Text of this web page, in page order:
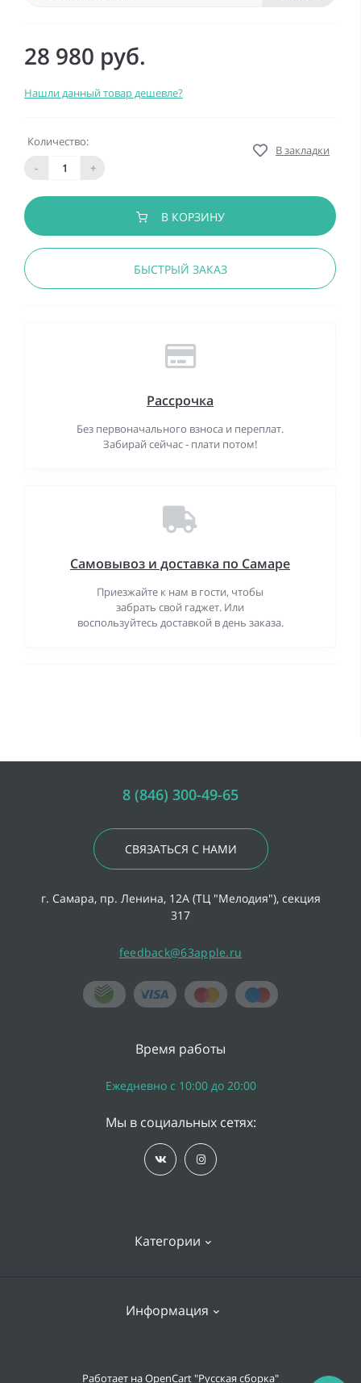
28 980 руб.
Нашли данный товар дешевле?
Количество:
-
+
В закладки
В КОРЗИНУ
БЫСТРЫЙ ЗАКАЗ
Рассрочка
Без первоначального взноса и переплат.
Забирай сейчас - плати потом!
Самовывоз и доставка по Самаре
Приезжайте к нам в гости, чтобы
забрать свой гаджет. Или
воспользуйтесь доставкой в день заказа.
8 (846) 300-49-65
СВЯЗАТЬСЯ С НАМИ
г. Самара, пр. Ленина, 12А (ТЦ "Мелодия"), секция
317
feedback@63apple.ru
Категории
Информация
Доставка и оплата
Время работы
Ежедневно с 10:00 до 20:00
Мы в социальных сетях:
Работает наOpenCart "Русская сборка"